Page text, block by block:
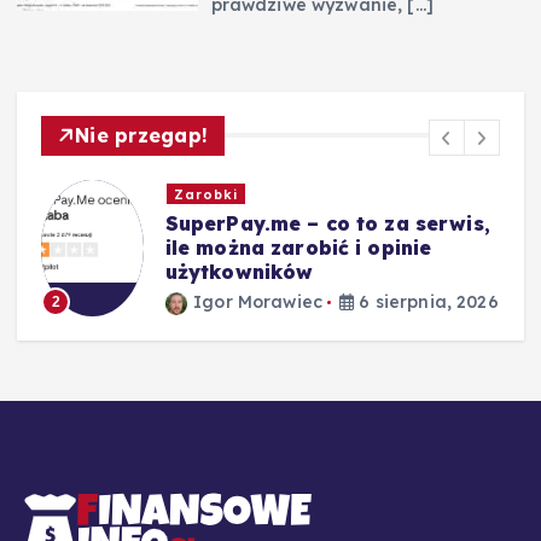
prawdziwe wyzwanie, […]
Nie przegap!
Zarobki
Ile zarabiają brygadziści:
średnie pensje i widełki
Igor Morawiec